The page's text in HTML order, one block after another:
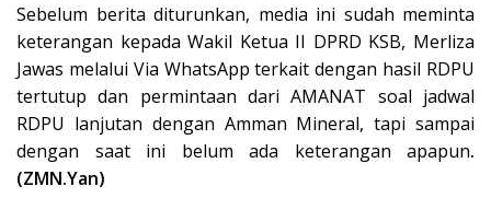
Sebelum berita diturunkan, media ini sudah meminta
keterangan kepada Wakil Ketua II DPRD KSB, Merliza
Jawas melalui Via WhatsApp terkait dengan hasil RDPU
tertutup dan permintaan dari AMANAT soal jadwal
RDPU lanjutan dengan Amman Mineral, tapi sampai
dengan saat ini belum ada keterangan apapun.
(ZMN.Yan)